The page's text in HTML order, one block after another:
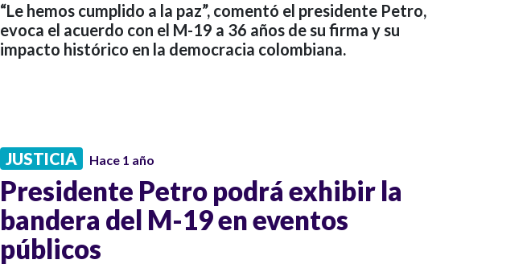
“Le hemos cumplido a la paz”, comentó el presidente Petro,
evoca el acuerdo con el M-19 a 36 años de su firma y su
impacto histórico en la democracia colombiana.
JUSTICIA Hace 1 año
Presidente Petro podrá exhibir la
bandera del M-19 en eventos
públicos